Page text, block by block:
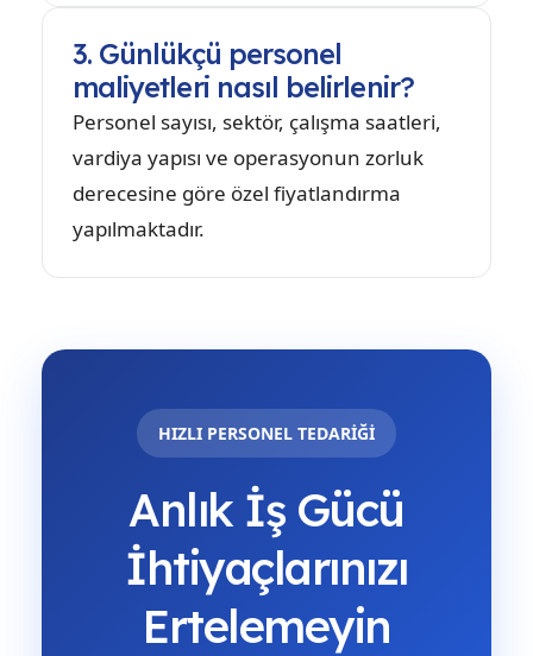
3. Günlükçü personel
maliyetleri nasıl belirlenir?
Personel sayısı, sektör, çalışma saatleri,
vardiya yapısı ve operasyonun zorluk
derecesine göre özel fiyatlandırma
yapılmaktadır.
HIZLI PERSONEL TEDARİĞİ
Anlık İş Gücü
İhtiyaçlarınızı
Ertelemeyin